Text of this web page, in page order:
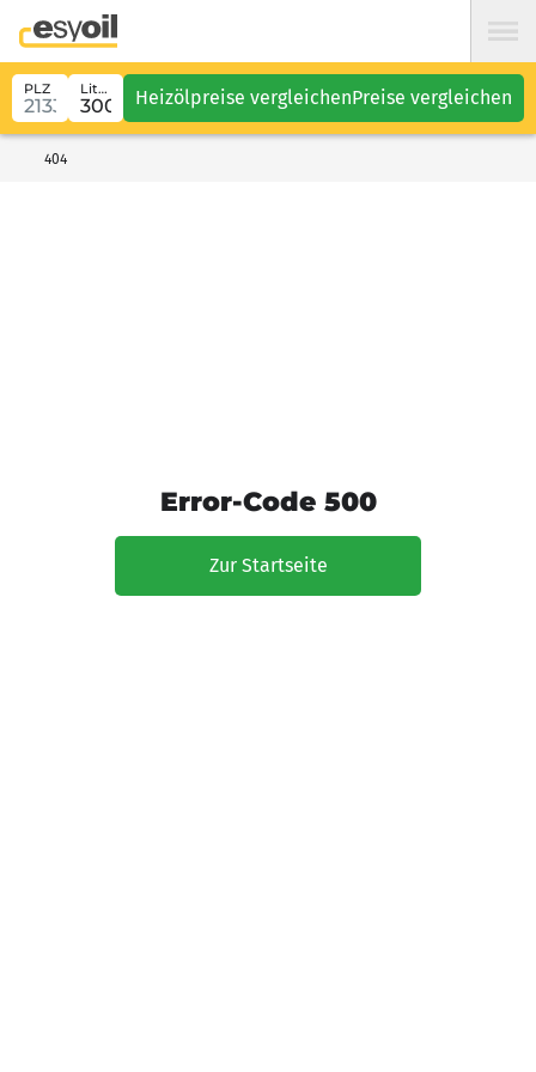
PLZ Liter Heizölpreise vergleichenPreise vergleichen
404
Error-Code 500
Zur Startseite